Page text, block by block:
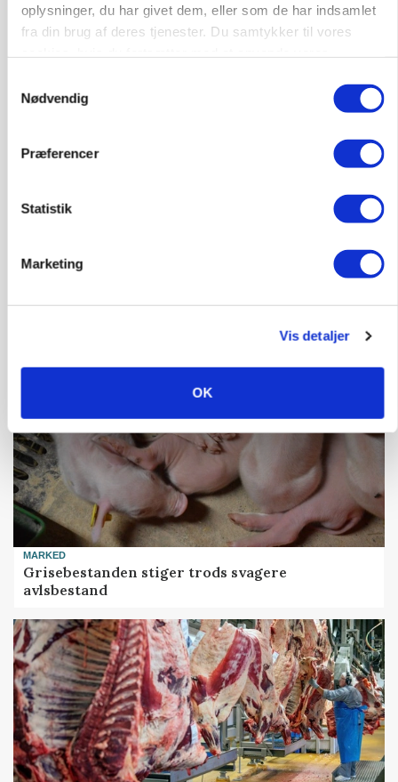
oplysninger, du har givet dem, eller som de har indsamlet
fra din brug af deres tjenester. Du samtykker til vores
Nødvendig
Præferencer
Statistik
Marketing
Vis detaljer
OK
PLANTER
Før såmaskinen kører: Her er efterårets største
Loading...
MARKED
Grisebestanden stiger trods svagere
avlsbestand